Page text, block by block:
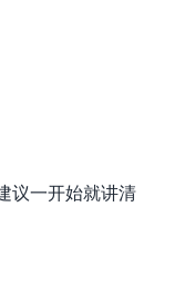
议一开始就讲清